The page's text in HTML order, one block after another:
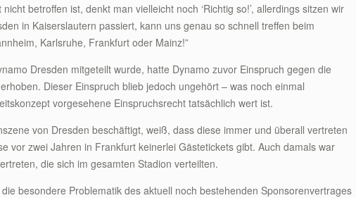
betroffen ist, denkt man vielleicht noch ‘Richtig so!’, allerdings sitzen wir
in Kaiserslautern passiert, kann uns genau so schnell treffen beim
Karlsruhe, Frankfurt oder Mainz!”
Dresden mitgeteilt wurde, hatte Dynamo zuvor Einspruch gegen die
Dieser Einspruch blieb jedoch ungehört – was noch einmal
vorgesehene Einspruchsrecht tatsächlich wert ist.
von Dresden beschäftigt, weiß, dass diese immer und überall vertreten
vor zwei Jahren in Frankfurt keinerlei Gästetickets gibt. Auch damals war
die sich im gesamten Stadion verteilten.
besondere Problematik des aktuell noch bestehenden Sponsorenvertrages